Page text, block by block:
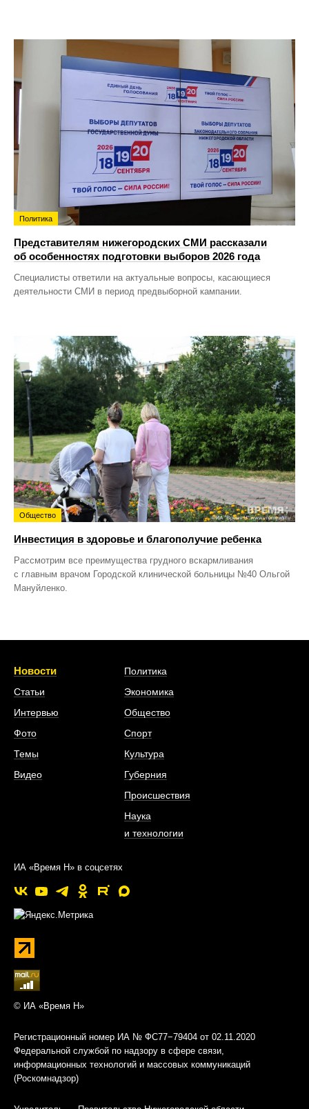
Политика
Представителям нижегородских СМИ рассказали
об особенностях подготовки выборов 2026 года
Специалисты ответили на актуальные вопросы, касающиеся
деятельности СМИ в период предвыборной кампании.
Общество
Инвестиция в здоровье и благополучие ребенка
Рассмотрим все преимущества грудного вскармливания
с главным врачом Городской клинической больницы №40 Ольгой
Мануйленко.
Новости
Статьи
Интервью
Фото
Темы
Видео
Политика
Экономика
Общество
Спорт
Культура
Губерния
Происшествия
Наука
и технологии
ИА «Время Н» в соцсетях
© ИА «Время Н»
Регистрационный номер ИА № ФС77−79404 от 02.11.2020
Федеральной службой по надзору в сфере связи,
информационных технологий и массовых коммуникаций
(Роскомнадзор)